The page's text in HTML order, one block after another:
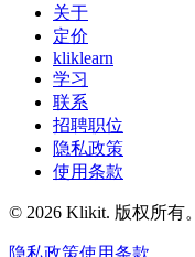
关于
定价
kliklearn
学习
联系
招聘职位
隐私政策
使用条款
© 2026 Klikit. 版权所有。